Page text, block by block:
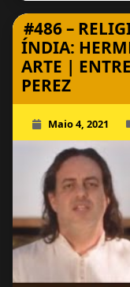
#486 –
ÍNDIA:
ARTE |
PEREZ
Maio 4, 2021